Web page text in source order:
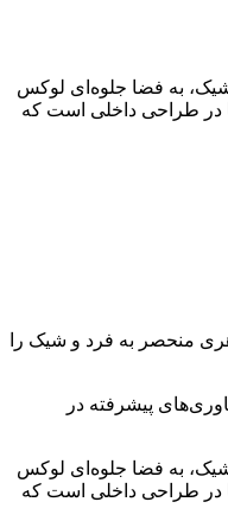
شیک، به فضا جلوه‌ای لوکس
در طراحی داخلی است که
منحصر به فرد و شیک را
پیشرفته در
شیک، به فضا جلوه‌ای لوکس
در طراحی داخلی است که